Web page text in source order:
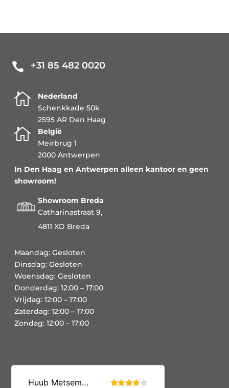
 +31 85 482 0020

Nederland
Schenkkade 50k
2595 AR Den Haag

België
Meirbrug 1
2000 Antwerpen
In Den Haag en Antwerpen alleen kantoor en geen
showroom!
Showroom Breda
Catharinastraat 9,
4811 XD Breda
Maandag: Gesloten
Dinsdag: Gesloten
Woensdag: Gesloten
Donderdag: 12:00 – 17:00
Vrijdag: 12:00 – 17:00
Zaterdag: 12:00 – 17:00
Zondag: 12:00 – 17:00